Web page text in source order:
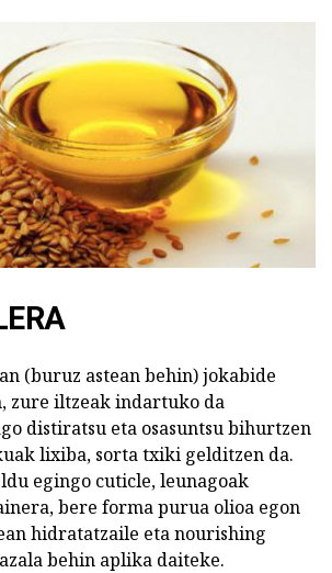
(buruz astean behin) jokabide
zure iltzeak indartuko da
distiratsu eta osasuntsu bihurtzen
lixiba, sorta txiki gelditzen da.
egingo cuticle, leunagoak
bere forma purua olioa egon
hidratatzaile eta nourishing
behin aplika daiteke.